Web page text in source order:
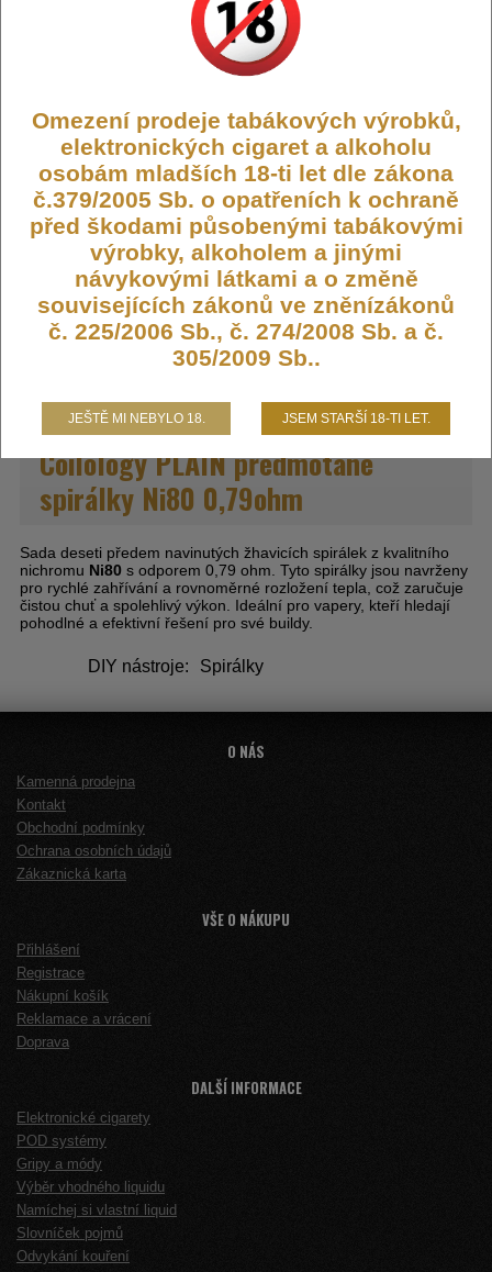
Sada deseti předem navinutých žhavicích spirálek Coilology z
Výrobce:
Coilology
COIL-COIL-SP-PLAIN-079
Dostupnost: Skladem
Počet ks:
15
109,- KČ
DO KOŠÍKU
Coilology PLAIN předmotané
spirálky Ni80 0,79ohm
Sada deseti předem navinutých žhavicích spirálek z kvalitního
nichromu Ni80 s odporem 0,79 ohm. Tyto spirálky jsou navrženy
pro rychlé zahřívání a rovnoměrné rozložení tepla, což zaručuje
čistou chuť a spolehlivý výkon. Ideální pro vapery, kteří hledají
pohodlné a efektivní řešení pro své buildy.
DIY nástroje: Spirálky
O NÁS
Kamenná prodejna
Kontakt
Obchodní podmínky
Ochrana osobních údajů
Zákaznická karta
VŠE O NÁKUPU
Přihlášení
Registrace
Nákupní košík
Reklamace a vrácení
Doprava
DALŠÍ INFORMACE
Elektronické cigarety
POD systémy
Gripy a módy
Výběr vhodného liquidu
Namíchej si vlastní liquid
Slovníček pojmů
Odvykání kouření
Omezení prodeje tabákových výrobků,
elektronických cigaret a alkoholu
osobám mladších 18-ti let dle zákona
č.379/2005 Sb. o opatřeních k ochraně
před škodami působenými tabákovými
výrobky, alkoholem a jinými
návykovými látkami a o změně
souvisejících zákonů ve zněnízákonů
č. 225/2006 Sb., č. 274/2008 Sb. a č.
305/2009 Sb..
JEŠTĚ MI NEBYLO 18. JSEM STARŠÍ 18-TI LET.